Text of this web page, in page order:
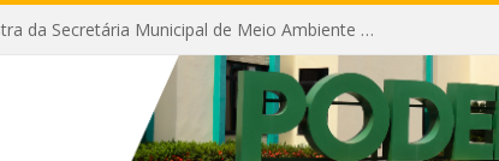
Câmara recebe palestra da Secretária Municipal de Meio Ambiente sobre as ações da “SEMANA DO MEIO AMBIENTE”